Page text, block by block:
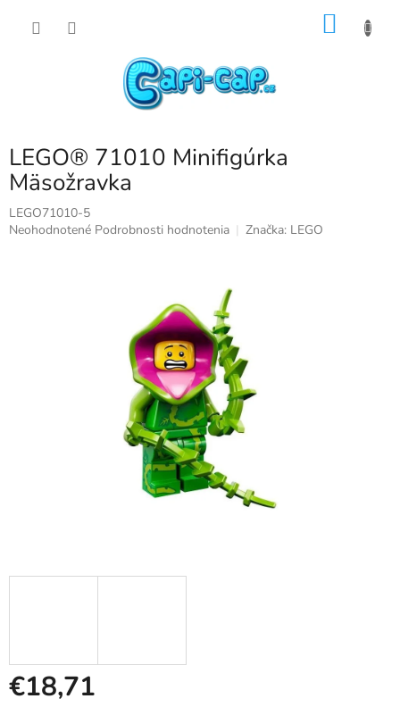
LEGO® 71010 Minifigúrka
Mäsožravka
LEGO71010-5
Priemerné
Neohodnotené Podrobnosti hodnotenia Značka: LEGO
€18,71